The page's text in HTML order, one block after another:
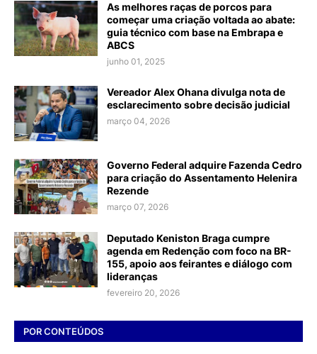
As melhores raças de porcos para
começar uma criação voltada ao abate:
guia técnico com base na Embrapa e
ABCS
junho 01, 2025
Vereador Alex Ohana divulga nota de
esclarecimento sobre decisão judicial
março 04, 2026
Governo Federal adquire Fazenda Cedro
para criação do Assentamento Helenira
Rezende
março 07, 2026
Deputado Keniston Braga cumpre
agenda em Redenção com foco na BR-
155, apoio aos feirantes e diálogo com
lideranças
fevereiro 20, 2026
POR CONTEÚDOS